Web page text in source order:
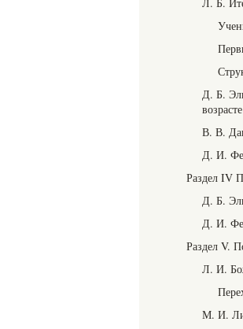
Д. Б.
возрасте
В. В.
Д. И.
Раздел IV
Д. Б.
Д. И.
Раздел V.
Л. И.
М. И.